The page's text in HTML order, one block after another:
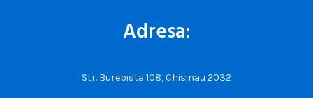
Adresa:
Str. Burebista 108, Chisinau 2032